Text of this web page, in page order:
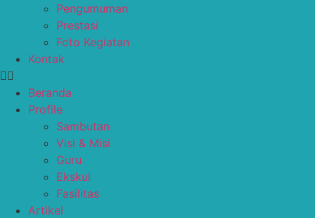
Pengumuman
Prestasi
Foto Kegiatan
Kontak
Beranda
Profile
Sambutan
Visi & Misi
Guru
Ekskul
Fasilitas
Artikel